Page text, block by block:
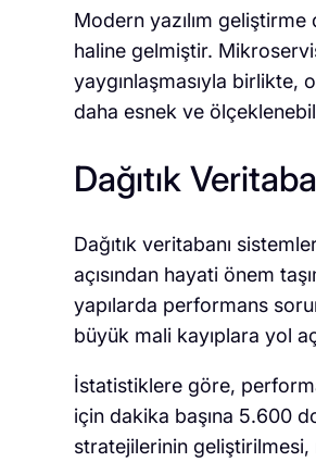
Modern yazılım geliştirme
haline gelmiştir.
yaygınlaşmasıyla birlikte,
daha esnek ve
Dağıtık
Dağıtık veritabanı
açısından hayati önem
yapılarda performans
büyük mali kayıplara yol
İstatistiklere göre,
için dakika başına 5.600
stratejilerinin geliştirilmesi,